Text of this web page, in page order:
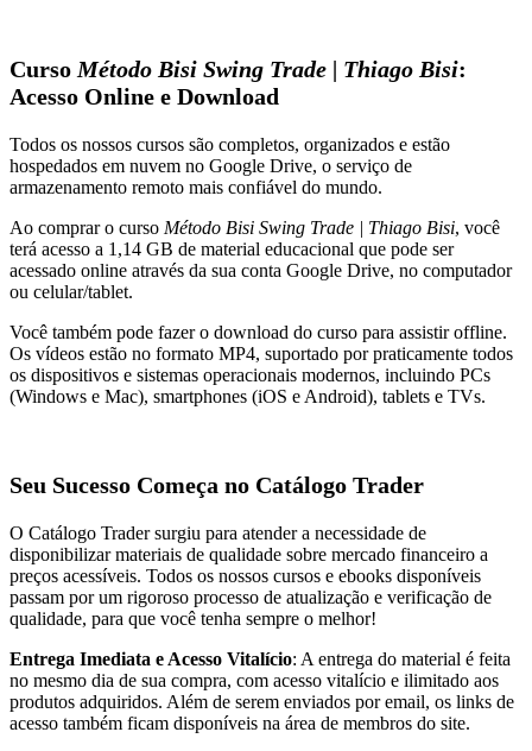
Curso Método Bisi Swing Trade | Thiago Bisi:
Acesso Online e Download
Todos os nossos cursos são completos, organizados e estão
hospedados em nuvem no Google Drive, o serviço de
armazenamento remoto mais confiável do mundo.
Ao comprar o curso Método Bisi Swing Trade | Thiago Bisi, você
terá acesso a 1,14 GB de material educacional que pode ser
acessado online através da sua conta Google Drive, no computador
ou celular/tablet.
Você também pode fazer o download do curso para assistir offline.
Os vídeos estão no formato MP4, suportado por praticamente todos
os dispositivos e sistemas operacionais modernos, incluindo PCs
(Windows e Mac), smartphones (iOS e Android), tablets e TVs.
Seu Sucesso Começa no Catálogo Trader
O Catálogo Trader surgiu para atender a necessidade de
disponibilizar materiais de qualidade sobre mercado financeiro a
preços acessíveis. Todos os nossos cursos e ebooks disponíveis
passam por um rigoroso processo de atualização e verificação de
qualidade, para que você tenha sempre o melhor!
Entrega Imediata e Acesso Vitalício: A entrega do material é feita
no mesmo dia de sua compra, com acesso vitalício e ilimitado aos
produtos adquiridos. Além de serem enviados por email, os links de
acesso também ficam disponíveis na área de membros do site.